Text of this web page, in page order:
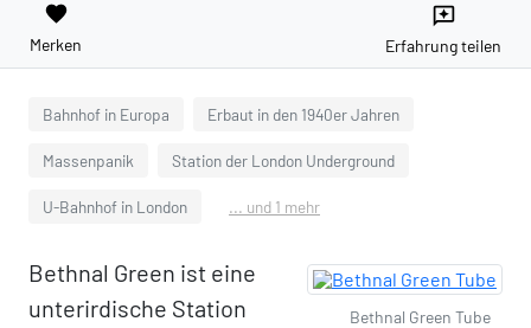
favorite
Merken
reviews
Erfahrung teilen
Bahnhof in Europa Erbaut in den 1940er Jahren
Massenpanik Station der London Underground
U-Bahnhof in London ... und 1 mehr
Bethnal Green Tube
Bethnal Green ist eine
unterirdische Station